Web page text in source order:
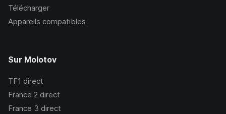
Télécharger
Appareils compatibles
Sur Molotov
TF1 direct
France 2 direct
France 3 direct